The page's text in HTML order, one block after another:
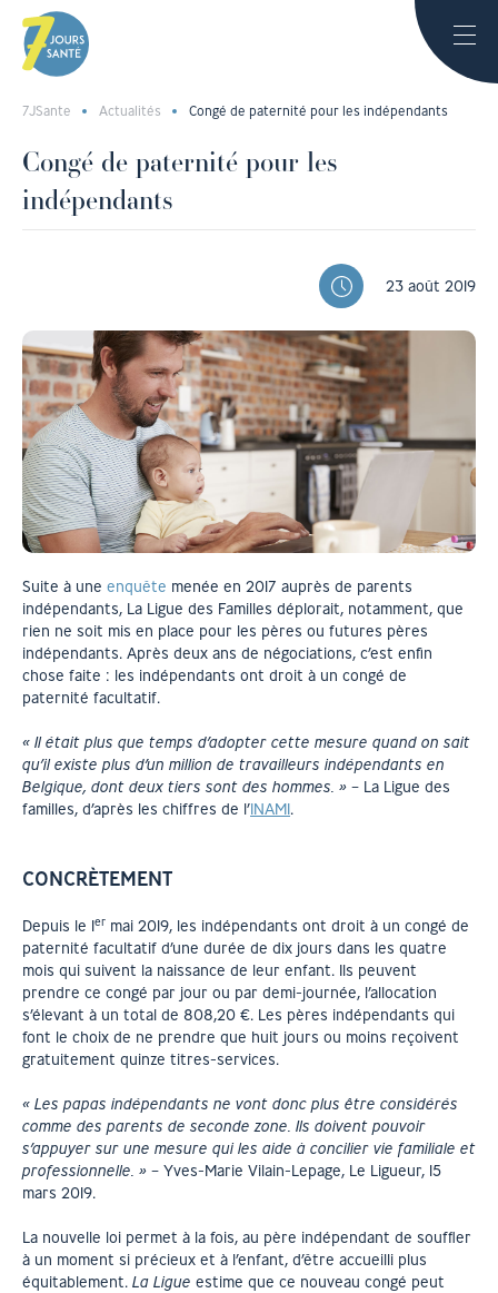
7JSante Actualités Congé de paternité pour les indépendants
Congé de paternité pour les
indépendants
23 août 2019
Suite à une enquête menée en 2017 auprès de parents
indépendants, La Ligue des Familles déplorait, notamment, que
rien ne soit mis en place pour les pères ou futures pères
indépendants. Après deux ans de négociations, c’est enfin
chose faite : les indépendants ont droit à un congé de
paternité facultatif.
« Il était plus que temps d’adopter cette mesure quand on sait
qu’il existe plus d’un million de travailleurs indépendants en
Belgique, dont deux tiers sont des hommes. » – La Ligue des
familles, d’après les chiffres de l’INAMI.
CONCRÈTEMENT
Depuis le 1er mai 2019, les indépendants ont droit à un congé de
paternité facultatif d’une durée de dix jours dans les quatre
mois qui suivent la naissance de leur enfant. Ils peuvent
prendre ce congé par jour ou par demi-journée, l’allocation
s’élevant à un total de 808,20 €. Les pères indépendants qui
font le choix de ne prendre que huit jours ou moins reçoivent
gratuitement quinze titres-services.
« Les papas indépendants ne vont donc plus être considérés
comme des parents de seconde zone. Ils doivent pouvoir
s’appuyer sur une mesure qui les aide à concilier vie familiale et
professionnelle. » – Yves-Marie Vilain-Lepage, Le Ligueur, 15
mars 2019.
La nouvelle loi permet à la fois, au père indépendant de souffler
à un moment si précieux et à l’enfant, d’être accueilli plus
équitablement. La Ligue estime que ce nouveau congé peut